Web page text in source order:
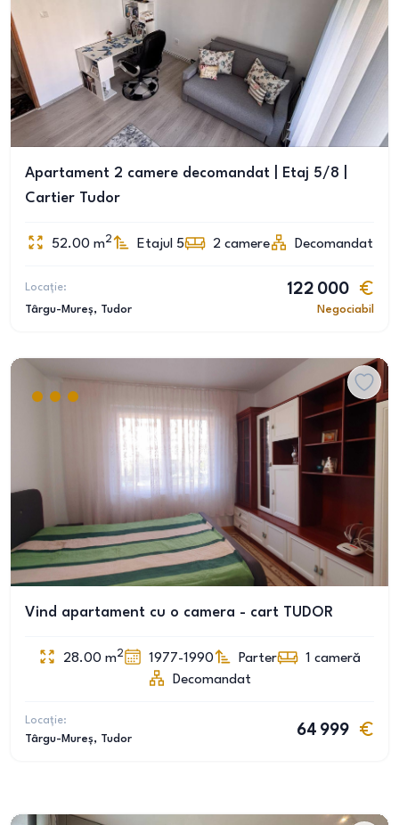
Apartament 2 camere decomandat | Etaj 5/8 |
Cartier Tudor
52.00 m2 Etajul 5 2 camere Decomandat
Locație:
Târgu-Mureș, Tudor
122 000
Negociabil
Vind apartament cu o camera - cart TUDOR
28.00 m2 1977-1990 Parter 1 cameră
Decomandat
Locație:
Târgu-Mureș, Tudor
64 999